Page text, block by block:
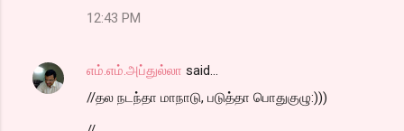
12:43 PM
எம்.எம்.அப்துல்லா said…
//தல நடந்தா மாநாடு, படுத்தா பொதுகுழு:)))